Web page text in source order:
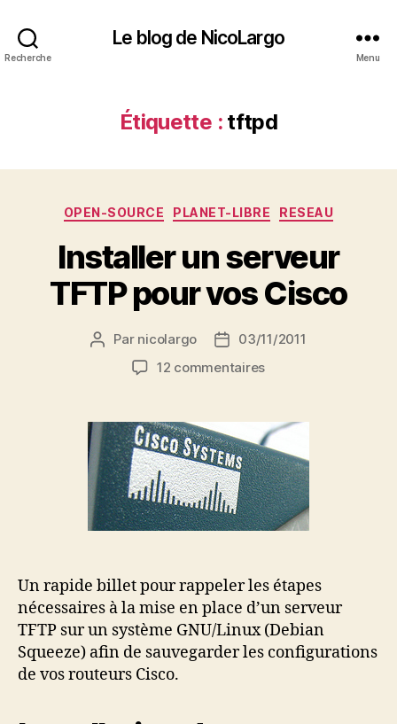
Recherche
Le blog de NicoLargo
Menu
Étiquette : tftpd
Catégories
OPEN-SOURCE PLANET-LIBRE RESEAU
Installer un serveur
TFTP pour vos Cisco
Auteur
l’article
Par nicolargo
Date03/11/2011
12 commentairessur
serveur
TFTP
pour
vos
Cisco
Un rapide billet pour rappeler les étapes
nécessaires à la mise en place d’un serveur
TFTP sur un système GNU/Linux (Debian
Squeeze) afin de sauvegarder les configurations
de vos routeurs Cisco.